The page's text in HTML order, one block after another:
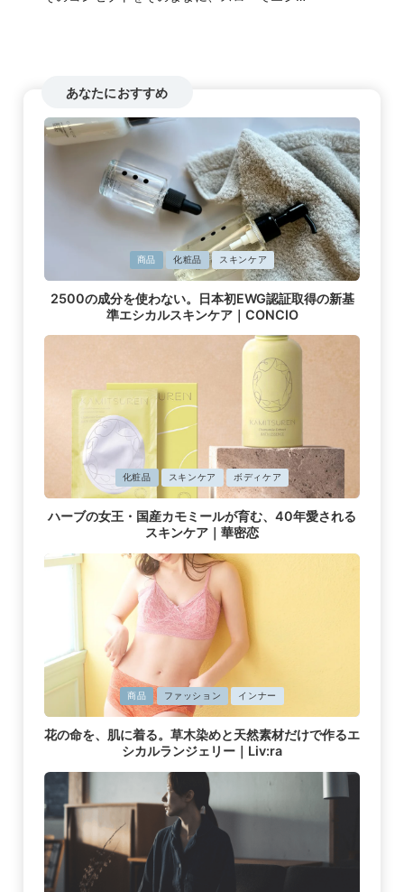
あなたにおすすめ
掲
載
商品 化粧品 スキンケア
2500の成分を使わない。日本初EWG認証取得の新基
準エシカルスキンケア｜CONCIO
掲
載
み
化粧品 スキンケア ボディケア
ハーブの女王・国産カモミールが育む、40年愛される
スキンケア｜華密恋
掲
載
商品 ファッション インナー
花の命を、肌に着る。草木染めと天然素材だけで作るエ
シカルランジェリー｜Liv:ra